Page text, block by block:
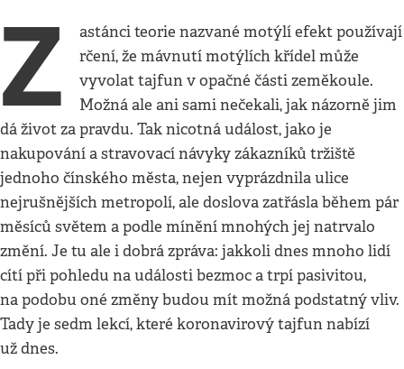
Z
astánci teorie nazvané motýlí efekt používají
rčení, že mávnutí motýlích křídel může
vyvolat tajfun v opačné části zeměkoule.
Možná ale ani sami nečekali, jak názorně jim
dá život za pravdu. Tak nicotná událost, jako je
nakupování a stravovací návyky zákazníků tržiště
jednoho čínského města, nejen vyprázdnila ulice
nejrušnějších metropolí, ale doslova zatřásla během pár
měsíců světem a podle mínění mnohých jej natrvalo
změní. Je tu ale i dobrá zpráva: jakkoli dnes mnoho lidí
cítí při pohledu na události bezmoc a trpí pasivitou,
na podobu oné změny budou mít možná podstatný vliv.
Tady je sedm lekcí, které koronavirový tajfun nabízí
už dnes.